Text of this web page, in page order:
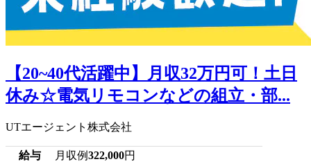
【20~40代活躍中】月収32万円可！土日
休み☆電気リモコンなどの組立・部...
UTエージェント株式会社
給与 月収例322,000円